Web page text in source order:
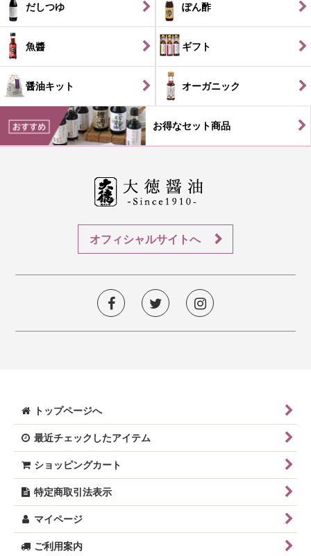
だしつゆ ぽん酢
魚醬 ギフト
醤油キット オーガニック
お得なセット商品
オフィシャルサイトへ
トップページへ
最近チェックしたアイテム
ショッピングカート
特定商取引法表示
マイページ
ご利用案内